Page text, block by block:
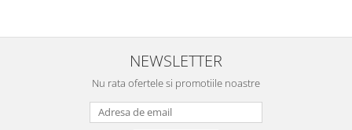
NEWSLETTER
Nu rata ofertele si promotiile noastre